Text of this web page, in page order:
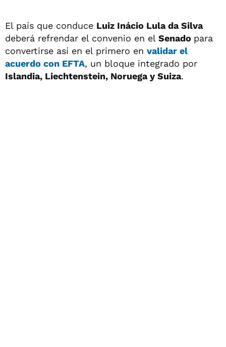
El país que conduce Luiz Inácio Lula da Silva
deberá refrendar el convenio en el Senado para
convertirse así en el primero en validar el
acuerdo con EFTA, un bloque integrado por
Islandia, Liechtenstein, Noruega y Suiza.